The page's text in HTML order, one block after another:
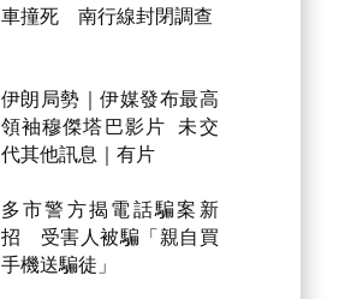
車撞死 南行線封閉調查
伊朗局勢｜伊媒發布最高
領袖穆傑塔巴影片 未交
代其他訊息｜有片
多市警方揭電話騙案新
招 受害人被騙「親自買
手機送騙徒」